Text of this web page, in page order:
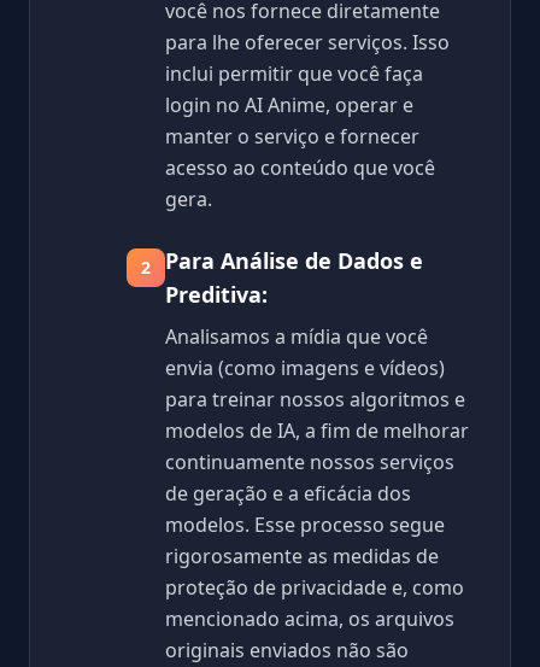
você nos fornece diretamente
para lhe oferecer serviços. Isso
inclui permitir que você faça
login no AI Anime, operar e
manter o serviço e fornecer
acesso ao conteúdo que você
gera.
2
Para Análise de Dados e
Preditiva:
Analisamos a mídia que você
envia (como imagens e vídeos)
para treinar nossos algoritmos e
modelos de IA, a fim de melhorar
continuamente nossos serviços
de geração e a eficácia dos
modelos. Esse processo segue
rigorosamente as medidas de
proteção de privacidade e, como
mencionado acima, os arquivos
originais enviados não são